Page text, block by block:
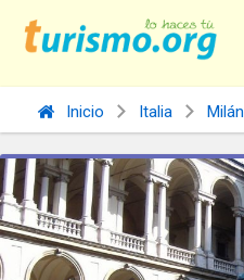
Inicio Italia Milán